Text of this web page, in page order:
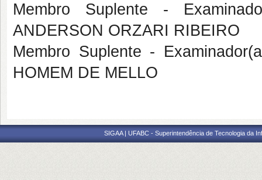
Membro Suplente -
ANDERSON ORZARI RIBEIRO
Membro Suplente -
HOMEM DE MELLO
SIGAA | UFABC - Superintendência de Tecnologia da